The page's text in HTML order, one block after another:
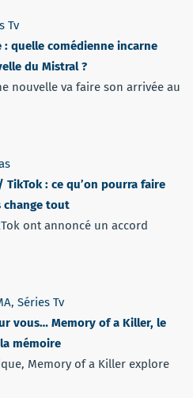
Tv
: quelle comédienne incarne
du Mistral ?
nouvelle va faire son arrivée au
TikTok : ce qu’on pourra faire
change tout
ont annoncé un accord
, Séries Tv
vous… Memory of a Killer, le
mémoire
Memory of a Killer explore